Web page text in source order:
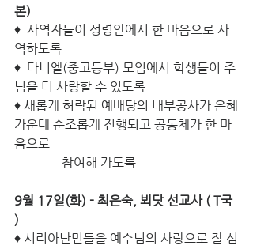
본)
♦  사역자들이 성령안에서 한 마음으로 사
역하도록
♦  다니엘(중고등부) 모임에서 학생들이 주
님을 더 사랑할 수 있도록
♦ 새롭게 허락된 예배당의 내부공사가 은혜
가운데 순조롭게 진행되고 공동체가 한 마
음으로
     참여해 가도록
9월 17일(화) - 최은숙, 뵈닷 선교사 ( T국
)
♦ 시리아난민들을 예수님의 사랑으로 잘 섬